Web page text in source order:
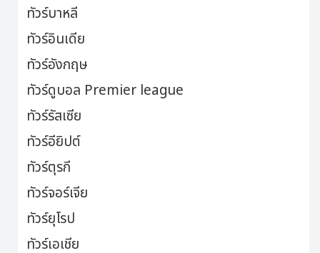
ทัวร์บาหลี
ทัวร์อินเดีย
ทัวร์อังกฤษ
ทัวร์ดูบอล Premier league
ทัวร์รัสเซีย
ทัวร์อียิปต์
ทัวร์ตุรกี
ทัวร์จอร์เจีย
ทัวร์ยุโรป
ทัวร์เอเชีย